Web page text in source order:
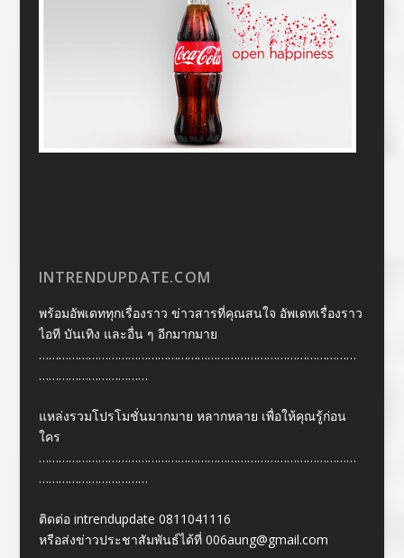
INTRENDUPDATE.COM
พร้อมอัพเดททุกเรื่องราว ข่าวสารที่คุณสนใจ อัพเดทเรื่องราว
ไอที บันเทิง และอื่น ๆ อีกมากมาย
……………………………………………………………………………………
……………………………
แหล่งรวมโปรโมชั่นมากมาย หลากหลาย เพื่อให้คุณรู้ก่อน
ใคร
……………………………………………………………………………………
……………………………
ติดต่อ intrendupdate 0811041116
หรือส่งข่าวประชาสัมพันธ์ได้ที่ 006aung@gmail.com